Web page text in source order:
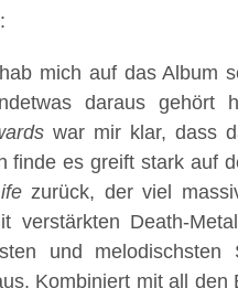
mich auf das Album
daraus gehört
war mir klar, dass
finde es greift stark auf
zurück, der viel
verstärkten Death-
und
Kombiniert mit all den